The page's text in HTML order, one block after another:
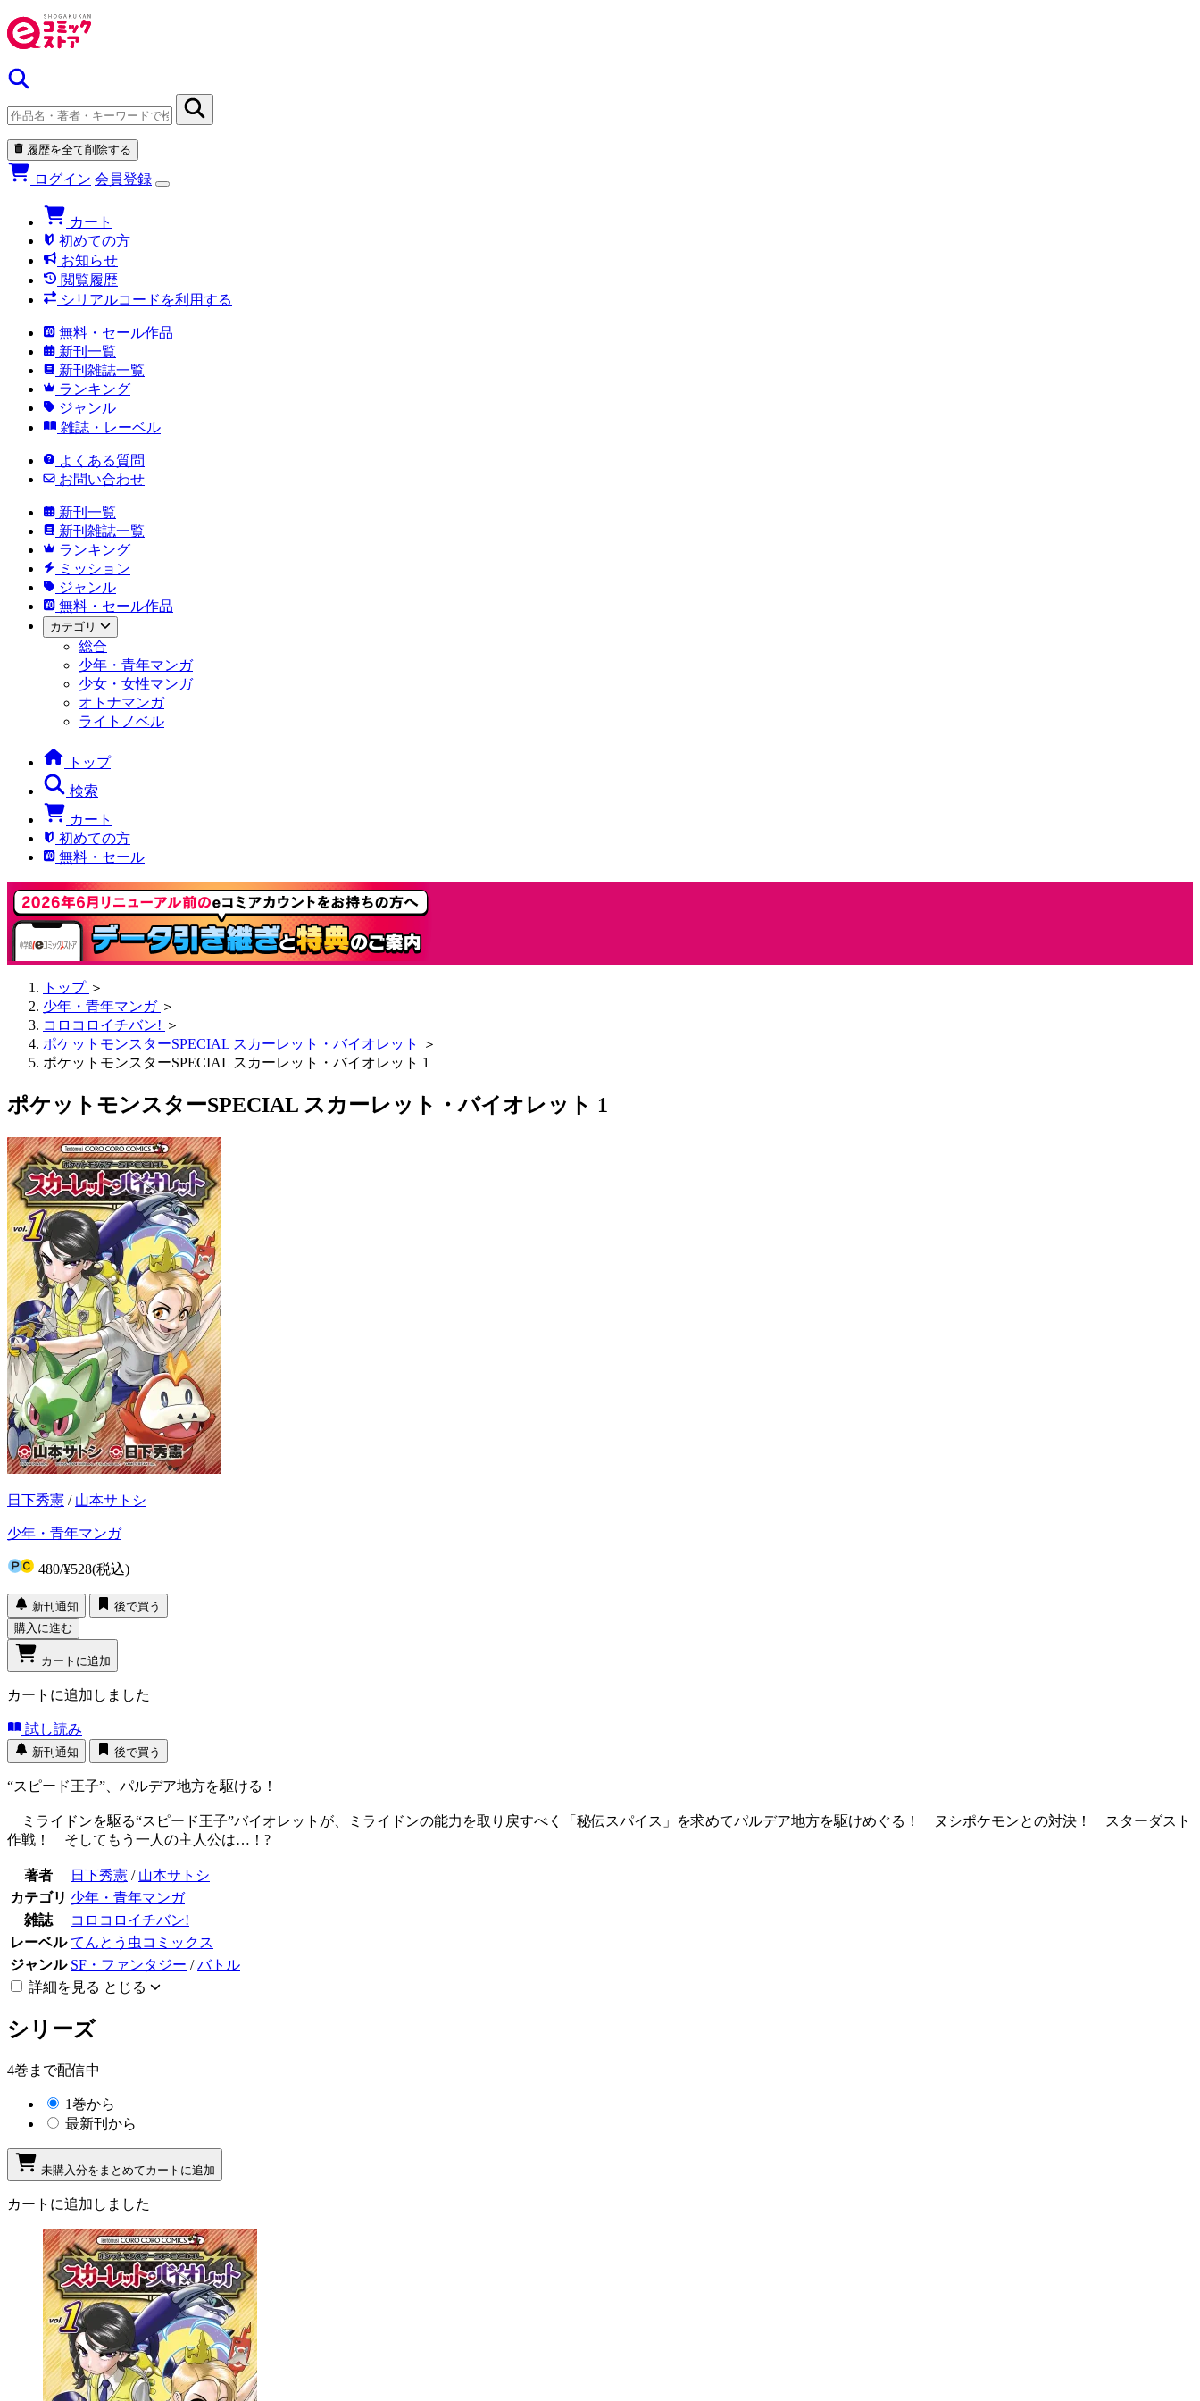
履歴を全て削除する
ログイン 会員登録
カート
初めての方
お知らせ
閲覧履歴
シリアルコードを利用する
無料・セール作品
新刊一覧
新刊雑誌一覧
ランキング
ジャンル
雑誌・レーベル
よくある質問
お問い合わせ
新刊一覧
新刊雑誌一覧
ランキング
ミッション
ジャンル
無料・セール作品
カテゴリ
総合
少年・青年マンガ
少女・女性マンガ
オトナマンガ
ライトノベル
トップ
検索
カート
初めての方
無料・セール
トップ ＞
少年・青年マンガ ＞
コロコロイチバン! ＞
ポケットモンスターSPECIAL スカーレット・バイオレット
＞
ポケットモンスターSPECIAL スカーレット・バイオレット 1
ポケットモンスターSPECIAL スカーレット・バイオレット 1
日下秀憲 / 山本サトシ
少年・青年マンガ
480/¥528(税込)
新刊通知
後で買う
購入に進む
カートに追加
カートに追加しました
試し読み
新刊通知 後で買う
“スピード王子”、パルデア地方を駆ける！
ミライドンを駆る“スピード王子”バイオレットが、ミライドンの能力を取り戻すべく「秘伝スパイス」を求めてパルデア地方を駆けめぐる！ ヌシポケモンとの対決！ スターダスト
作戦！ そしてもう一人の主人公は…！?
著者 日下秀憲 / 山本サトシ
カテゴリ 少年・青年マンガ
雑誌
コロコロイチバン!
レーベル てんとう虫コミックス
ジャンル SF・ファンタジー /バトル
詳細を見る とじる
シリーズ
4巻まで配信中
1巻から
最新刊から
未購入分をまとめてカートに追加
カートに追加しました